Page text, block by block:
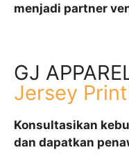
menjadi partner
GJ
Jersey
Konsultasikan
dan dapatkan